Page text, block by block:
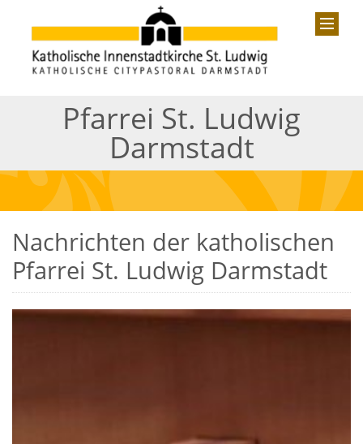
Pfarrei St. Ludwig
Darmstadt
Nachrichten der katholischen
Pfarrei St. Ludwig Darmstadt